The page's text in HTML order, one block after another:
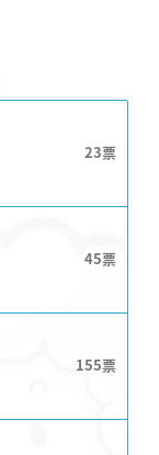
23
45
155